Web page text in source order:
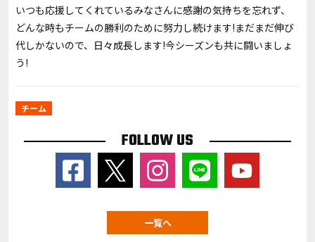
いつも応援してくれているみなさんに感謝の気持ちを忘れず、
どんな時もチームの勝利のために努力し続けます!まだまだ伸び
代しかないので、日々成長します!今シーズンも共に闘いましょ
う!
チーム
FOLLOW US
一覧へ